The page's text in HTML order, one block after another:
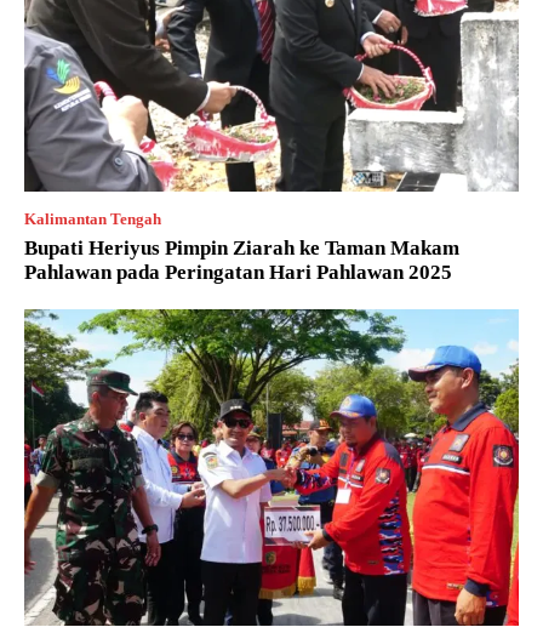
Kalimantan Tengah
Bupati Heriyus Pimpin Ziarah ke Taman Makam
Pahlawan pada Peringatan Hari Pahlawan 2025